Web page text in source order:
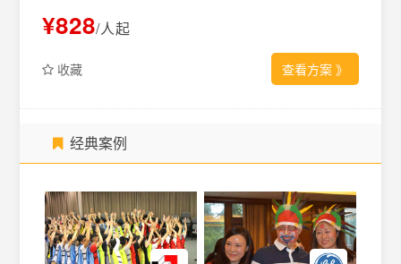
¥828/人起
收藏 查看方案》
经典案例